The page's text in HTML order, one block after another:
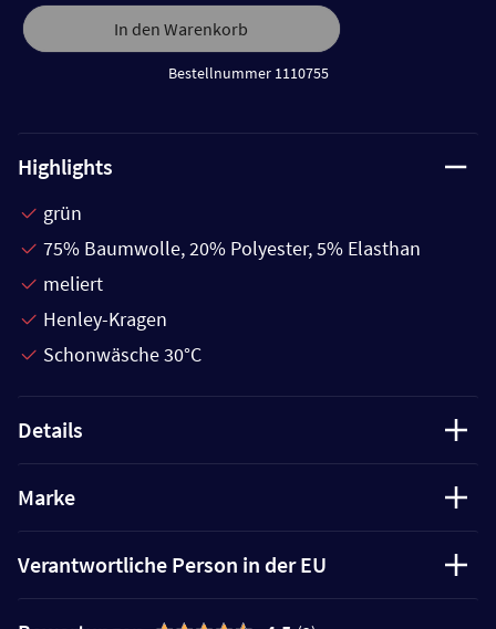
In den Warenkorb
Bestellnummer 1110755
Highlights
grün
75% Baumwolle, 20% Polyester, 5% Elasthan
meliert
Henley-Kragen
Schonwäsche 30°C
Details
Marke
Verantwortliche Person in der EU